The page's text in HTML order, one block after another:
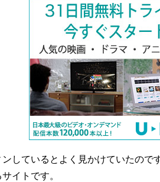
しているとよく見かけていたので
イトです。